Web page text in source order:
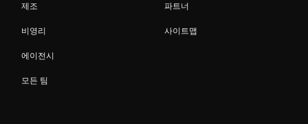
제조
비영리
에이전시
모든 팀
파트너
사이트맵